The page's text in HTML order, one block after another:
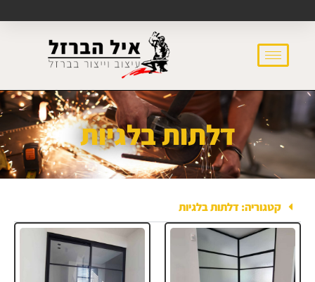
דלתות בלגיות
קטגוריה: דלתות בלגיות